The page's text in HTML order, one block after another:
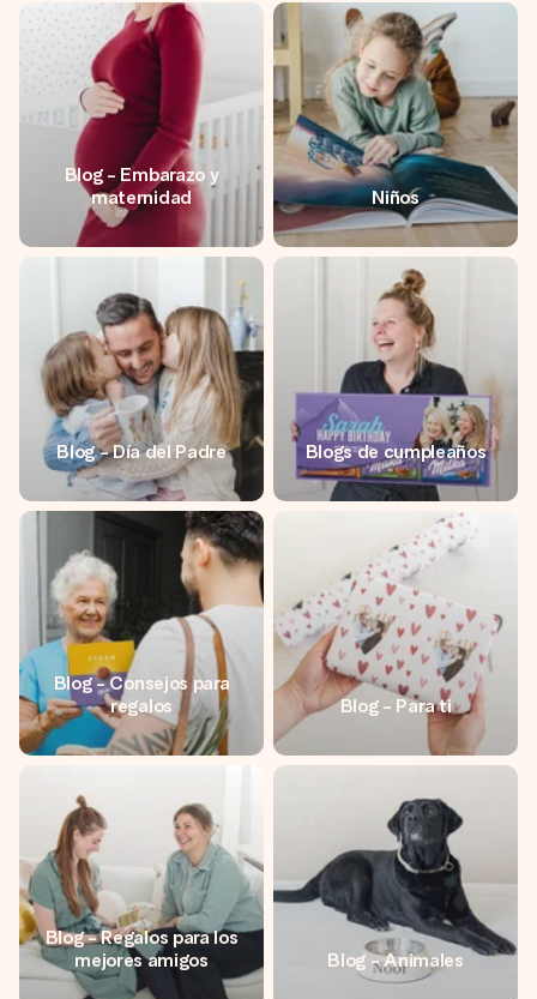
un mensaje que llegue al corazón. Sin complicaciones, solo
todo el amor para el momento.
Blog - Embarazo y
maternidad
Niños
Blog - Día del Padre Blogs de cumpleaños
Blog - Consejos para
regalos
Blog - Para ti
Blog - Regalos para los
mejores amigos
Blog - Animales